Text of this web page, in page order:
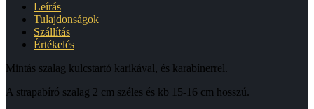
Leírás
Tulajdonságok
Szállítás
Értékelés
Mintás szalag kulcstartó karikával, és karabínerrel.
A strapabíró szalag 2 cm széles és kb 15-16 cm hosszú.